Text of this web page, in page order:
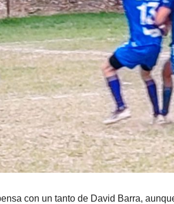
con un tanto de David Barra,